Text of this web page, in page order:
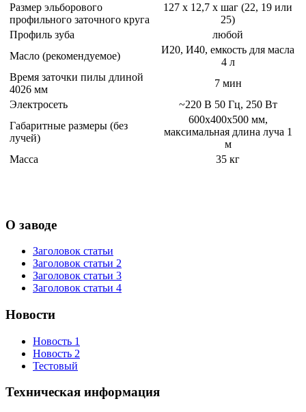
Размер эльборового
профильного заточного круга
127 х 12,7 х шаг (22, 19 или
25)
Профиль зуба
любой
Масло (рекомендуемое)
И20, И40, емкость для масла
4 л
Время заточки пилы длиной
4026 мм
7 мин
Электросеть
~220 В 50 Гц, 250 Вт
Габаритные размеры (без
лучей)
600х400х500 мм,
максимальная длина луча 1
м
Масса
35 кг
О заводе
Заголовок статьи
Заголовок статьи 2
Заголовок статьи 3
Заголовок статьи 4
Новости
Новость 1
Новость 2
Тестовый
Техническая информация